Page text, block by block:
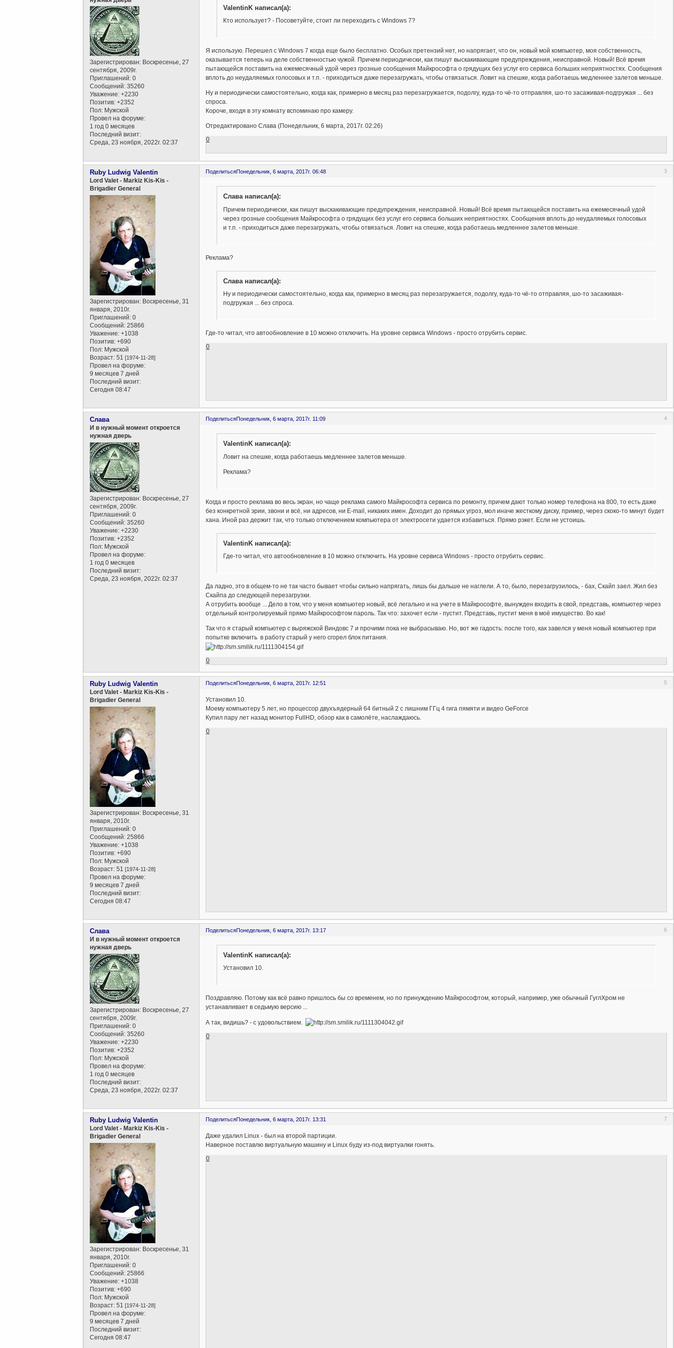
Зарегистрирован: Воскресенье, 27
сентября, 2009г.
Приглашений: 0
Сообщений: 35260
Уважение: +2230
Позитив: +2352
Пол: Мужской
Провел на форуме:
1 год 0 месяцев
Последний визит:
Среда, 23 ноября, 2022г. 02:37
ValentinK написал(а):
Кто использует? - Посоветуйте, стоит ли переходить с Windows 7?
Я использую. Перешел с Windows 7 когда еще было бесплатно. Особых претензий нет, но напрягает, что он, новый мой компьютер, моя собственность,
оказывается теперь на деле собственностью чужой. Причем периодически, как пишут выскакивающие предупреждения, неисправной. Новый! Всё время
пытающейся поставить на ежемесячный удой через грозные сообщения Майкрософта о грядущих без услуг его сервиса больших неприятностях. Сообщения
вплоть до неудаляемых голосовых и т.п. - приходиться даже перезагружать, чтобы отвязаться. Ловит на спешке, когда работаешь медленнее залетов меньше.
Ну и периодически самостоятельно, когда как, примерно в месяц раз перезагружается, подолгу, куда-то чё-то отправляя, шо-то засаживая-подгружая ... без
спроса.
Короче, входя в эту комнату вспоминаю про камеру.
Отредактировано Слава (Понедельник, 6 марта, 2017г. 02:26)
0
Поделиться 3
Понедельник, 6 марта, 2017г. 06:48
Ruby Ludwig Valentin
Lord Valet - Markiz Kis-Kis -
Brigadier General
Зарегистрирован: Воскресенье, 31
января, 2010г.
Приглашений: 0
Сообщений: 25866
Уважение: +1038
Позитив: +690
Пол: Мужской
Возраст: 51[1974-11-28]
Провел на форуме:
9 месяцев 7 дней
Последний визит:
Сегодня 08:47
Слава написал(а):
Причем периодически, как пишут выскакивающие предупреждения, неисправной. Новый! Всё время пытающейся поставить на ежемесячный удой
через грозные сообщения Майкрософта о грядущих без услуг его сервиса больших неприятностях. Сообщения вплоть до неудаляемых голосовых
и т.п. - приходиться даже перезагружать, чтобы отвязаться. Ловит на спешке, когда работаешь медленнее залетов меньше.
Реклама?
Слава написал(а):
Ну и периодически самостоятельно, когда как, примерно в месяц раз перезагружается, подолгу, куда-то чё-то отправляя, шо-то засаживая-
подгружая ... без спроса.
Где-то читал, что автообновление в 10 можно отключить. На уровне сервиса Windows - просто отрубить сервис.
0
Поделиться 4
Понедельник, 6 марта, 2017г. 11:09
Слава
И в нужный момент откроется
нужная дверь
Зарегистрирован: Воскресенье, 27
сентября, 2009г.
Приглашений: 0
Сообщений: 35260
Уважение: +2230
Позитив: +2352
Пол: Мужской
Провел на форуме:
1 год 0 месяцев
Последний визит:
Среда, 23 ноября, 2022г. 02:37
ValentinK написал(а):
Ловит на спешке, когда работаешь медленнее залетов меньше.
Реклама?
Когда и просто реклама во весь экран, но чаще реклама самого Майкрософта сервиса по ремонту, причем дают только номер телефона на 800, то есть даже
без конкретной эрии, звони и всё, ни адресов, ни E-mail, никаких имен. Доходит до прямых угроз, мол иначе жесткому диску, пример, через скоко-то минут будет
хана. Иной раз держит так, что только отключением компьютера от электросети удается избавиться. Прямо рэкет. Если не устоишь.
ValentinK написал(а):
Где-то читал, что автообновление в 10 можно отключить. На уровне сервиса Windows - просто отрубить сервис.
Да ладно, это в общем-то не так часто бывает чтобы сильно напрягать, лишь бы дальше не наглели. А то, было, перезагрузилось, - бах, Скайп заел. Жил без
Скайпа до следующей перезагрузки.
А отрубить вообще ... Дело в том, что у меня компьютер новый, всё легально и на учете в Майкрософте, вынужден входить в свой, представь, компьютер через
отдельный контролируемый прямо Майкрософтом пароль. Так что: захочет если - пустит. Представь, пустит меня в моё имущество. Во как!
Так что я старый компьютер с выряжской Виндовс 7 и прочими пока не выбрасываю. Но, вот же гадость: после того, как завелся у меня новый компьютер при
попытке включить в работу старый у него сгорел блок питания.
0
Поделиться 5
Понедельник, 6 марта, 2017г. 12:51
Ruby Ludwig Valentin
Lord Valet - Markiz Kis-Kis -
Brigadier General
Зарегистрирован: Воскресенье, 31
января, 2010г.
Приглашений: 0
Сообщений: 25866
Уважение: +1038
Позитив: +690
Пол: Мужской
Возраст: 51[1974-11-28]
Провел на форуме:
9 месяцев 7 дней
Последний визит:
Сегодня 08:47
Установил 10.
Моему компьютеру 5 лет, но процессор двухъядерный 64 битный 2 с лишним ГГц 4 гига пямяти и видео GeForce
Купил пару лет назад монитор FullHD, обзор как в самолёте, наслаждаюсь.
0
Поделиться 6
Понедельник, 6 марта, 2017г. 13:17
Слава
И в нужный момент откроется
нужная дверь
Зарегистрирован: Воскресенье, 27
сентября, 2009г.
Приглашений: 0
Сообщений: 35260
Уважение: +2230
Позитив: +2352
Пол: Мужской
Провел на форуме:
1 год 0 месяцев
Последний визит:
Среда, 23 ноября, 2022г. 02:37
ValentinK написал(а):
Установил 10.
Поздравляю. Потому как всё равно пришлось бы со временем, но по принуждению Майкрософтом, который, например, уже обычный ГуглХром не
устанавливает в седьмую версию ...
А так, видишь? - с удовольствием.
0
Поделиться 7
Понедельник, 6 марта, 2017г. 13:31
Ruby Ludwig Valentin
Lord Valet - Markiz Kis-Kis -
Brigadier General
Зарегистрирован: Воскресенье, 31
января, 2010г.
Приглашений: 0
Сообщений: 25866
Уважение: +1038
Позитив: +690
Пол: Мужской
Возраст: 51[1974-11-28]
Провел на форуме:
9 месяцев 7 дней
Последний визит:
Сегодня 08:47
Даже удалил Linux - был на второй партиции.
Наверное поставлю виртуальную машину и Linux буду из-под виртуалки гонять.
0